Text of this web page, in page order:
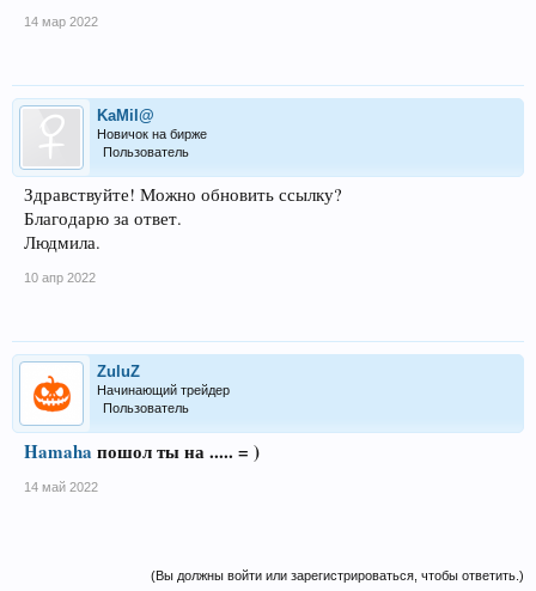
14 мар 2022
KaMil@
Новичок на бирже
Пользователь
Здравствуйте! Можно обновить ссылку?
Благодарю за ответ.
Людмила.
10 апр 2022
ZuluZ
Начинающий трейдер
Пользователь
Hamaha пошол ты на ..... = )
14 май 2022
(Вы должны войти или зарегистрироваться, чтобы ответить.)